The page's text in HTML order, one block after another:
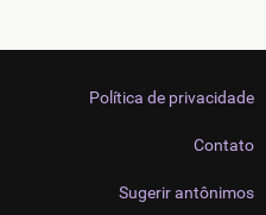
Política de privacidade
Contato
Sugerir antônimos